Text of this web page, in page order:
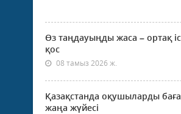
Өз таңдауыңды жаса – ортақ
қос
08 тамыз 2026 ж.
Қазақстанда оқушыларды
жаңа жүйесі